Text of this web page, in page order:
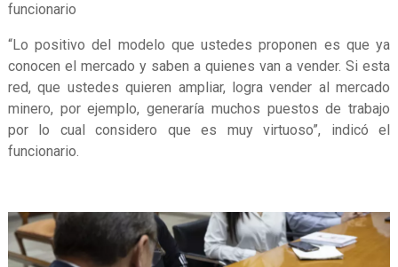
funcionario
“Lo positivo del modelo que ustedes proponen es que ya
conocen el mercado y saben a quienes van a vender. Si esta
red, que ustedes quieren ampliar, logra vender al mercado
minero, por ejemplo, generaría muchos puestos de trabajo
por lo cual considero que es muy virtuoso”, indicó el
funcionario.